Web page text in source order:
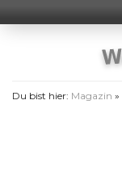
to
Du bist hier: Magazin »